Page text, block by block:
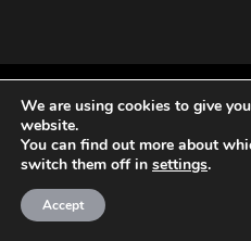
Copyright © 2025.
We are using cookies to give
website.
You can find out more about
switch them off in settings.
Accept